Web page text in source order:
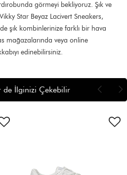
görmeyi bekliyoruz. Şık ve
Star Beyaz Lacivert Sneakers,
şık kombinlerinize farklı bir hava
mağazalarında veya online
edinebilirsiniz.
de İlginizi Çekebilir